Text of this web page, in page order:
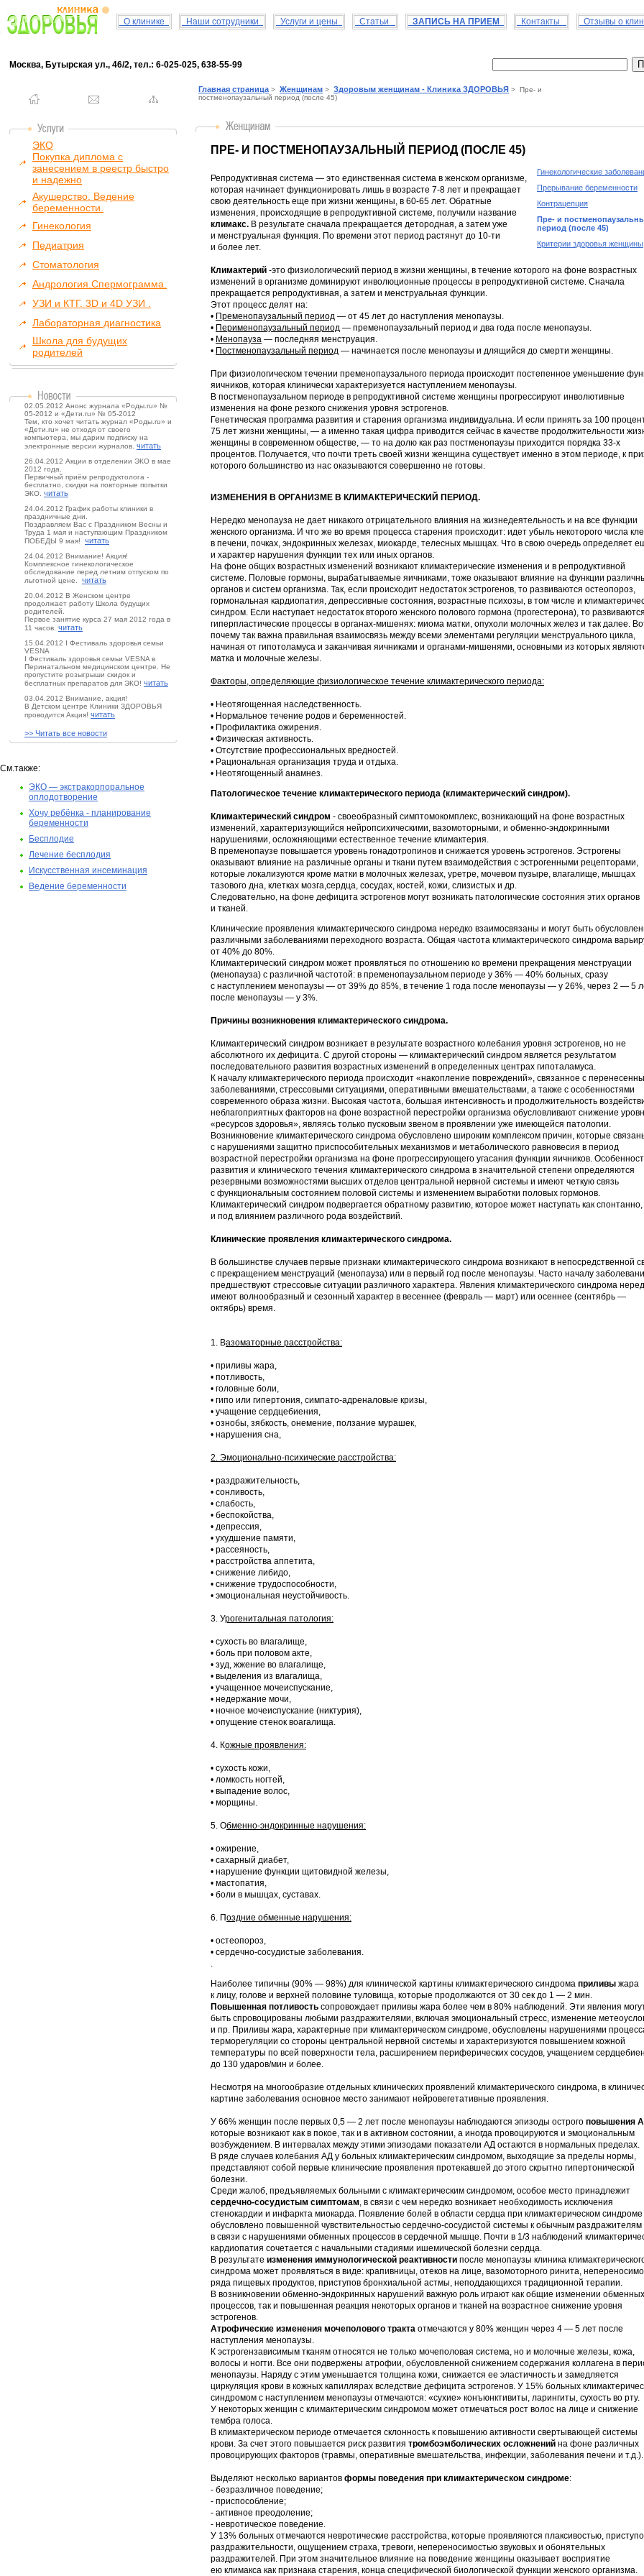
О клинике Наши сотрудники Услуги и цены Статьи ЗАПИСЬ НА ПРИЕМ Контакты Отзывы о
Москва, Бутырская ул., 46/2, тел.: 6-025-025, 638-55-99
ЭКО
Покупка диплома с
занесением в реестр быстро
и надежно
Акушерство. Ведение
беременности.
Гинекология
Педиатрия
Стоматология
Андрология.Спермограмма.
УЗИ и КТГ. 3D и 4D УЗИ .
Лабораторная диагностика
Школа для будущих
родителей
02.05.2012 Анонс журнала «Роды.ru» №
05-2012 и «Дети.ru» № 05-2012
Тем, кто хочет читать журнал «Роды.ru» и
«Дети.ru» не отходя от своего
компьютера, мы дарим подписку на
электронные версии журналов. читать
26.04.2012 Акции в отделении ЭКО в мае
2012 года.
Первичный приём репродуктолога -
бесплатно, скидки на повторные попытки
ЭКО. читать
24.04.2012 График работы клиники в
праздничные дни.
Поздравляем Вас с Праздником Весны и
Труда 1 мая и наступающим Праздником
ПОБЕДЫ 9 мая! читать
24.04.2012 Внимание! Акция!
Комплексное гинекологическое
обследование перед летним отпуском по
льготной цене. читать
20.04.2012 В Женском центре
продолжает работу Школа будущих
родителей.
Первое занятие курса 27 мая 2012 года в
11 часов. читать
15.04.2012 I Фестиваль здоровья семьи
VESNA
I Фестиваль здоровья семьи VESNA в
Перинатальном медицинском центре. Не
пропустите розыгрыши скидок и
бесплатных препаратов для ЭКО! читать
03.04.2012 Внимание, акция!
В Детском центре Клиники ЗДОРОВЬЯ
проводится Акция! читать
>> Читать все новости
См.также:
ЭКО — экстракорпоральное
оплодотворение
Хочу ребёнка - планирование
беременности
Бесплодие
Лечение бесплодия
Искусственная инсеминация
Ведение беременности
Главная страница > Женщинам > Здоровым женщинам - Клиника ЗДОРОВЬЯ > Пре- и
постменопаузальный период (после 45)
ПРЕ- И ПОСТМЕНОПАУЗАЛЬНЫЙ ПЕРИОД (ПОСЛЕ 45)
Гинекологические
Прерывание беременности
Контрацепция
Пре- и
период (после 45)
Критерии здоровья женщины
Репродуктивная система — это единственная система в женском организме,
которая начинает функционировать лишь в возрасте 7-8 лет и прекращает
свою деятельность еще при жизни женщины, в 60-65 лет. Обратные
изменения, происходящие в репродуктивной системе, получили название
климакс. В результате сначала прекращается детородная, а затем уже
и менструальная функция. По времени этот период растянут до 10-ти
и более лет.
Климактерий -это физиологический период в жизни женщины, в течение которого на фоне возрастных
изменений в организме доминируют инволюционные процессы в репродуктивной системе. Сначала
прекращается репродуктивная, а затем и менструальная функции.
Этот процесс делят на:
• Пременопаузальный период — от 45 лет до наступления менопаузы.
• Перименопаузальный период — пременопаузальный период и два года после менопаузы.
• Менопауза — последняя менструация.
• Постменопаузальный период — начинается после менопаузы и длящийся до смерти женщины.
При физиологическом течении пременопаузального периода происходит постепенное уменьшение
яичников, которая клинически характеризуется наступлением менопаузы.
В постменопаузальном периоде в репродуктивной системе женщины прогрессируют инволютивные
изменения на фоне резкого снижения уровня эстрогенов.
Генетическая программа развития и старения организма индивидуальна. И если принять за 100
75 лет жизни женщины, — а именно такая цифра приводится сейчас в качестве продолжительности
женщины в современном обществе, — то на долю как раз постменопаузы приходится порядка 33-х
процентов. Получается, что почти треть своей жизни женщина существует именно в этом периоде, к
которого большинство из нас оказываются совершенно не готовы.
ИЗМЕНЕНИЯ В ОРГАНИЗМЕ В КЛИМАКТЕРИЧЕСКИЙ ПЕРИОД.
Нередко менопауза не дает никакого отрицательного влияния на жизнедеятельность и на все функции
женского организма. И что же во время процесса старения происходит: идет убыль некоторого числа
в печени, почках, эндокринных железах, миокарде, телесных мышцах. Что в свою очередь определяет
и характер нарушения функции тех или иных органов.
На фоне общих возрастных изменений возникают климактерические изменения и в репродуктивной
системе. Половые гормоны, вырабатываемые яичниками, тоже оказывают влияние на функции
органов и систем организма. Так, если происходит недостаток эстрогенов, то развиваются остеопороз,
гормональная кардиопатия, депрессивные состояния, возрастные психозы, в том числе и
синдром. Если наступает недостаток второго женского полового гормона (прогестерона), то развиваются
гиперпластические процессы в органах-мишенях: миома матки, опухоли молочных желез и так далее.
почему так важна правильная взаимосвязь между всеми элементами регуляции менструального цикла,
начиная от гипотоламуса и заканчивая яичниками и органами-мишенями, основными из которых
матка и молочные железы.
Факторы, определяющие физиологическое течение климактерического периода:
• Неотягощенная наследственность.
• Нормальное течение родов и беременностей.
• Профилактика ожирения.
• Физическая активность.
• Отсутствие профессиональных вредностей.
• Рациональная организация труда и отдыха.
• Неотягощенный анамнез.
Патологическое течение климактерического периода (климактерический синдром).
Климактерический синдром - своеобразный симптомокомплекс, возникающий на фоне возрастных
изменений, характеризующийся нейропсихическими, вазомоторными, и обменно-эндокринными
нарушениями, осложняющими естественное течение климактерия.
В пременопаузе повышается уровень гонадотропинов и снижается уровень эстрогенов. Эстрогены
оказывают влияние на различные органы и ткани путем взаимодействия с эстрогенными рецепторами,
которые локализуются кроме матки в молочных железах, уретре, мочевом пузыре, влагалище, мышцах
тазового дна, клетках мозга,сердца, сосудах, костей, кожи, слизистых и др.
Следовательно, на фоне дефицита эстрогенов могут возникать патологические состояния этих органов
и тканей.
Клинические проявления климактерического синдрома нередко взаимосвязаны и могут быть
различными заболеваниями переходного возраста. Общая частота климактерического синдрома
от 40% до 80%.
Климактерический синдром может проявляться по отношению ко времени прекращения менструации
(менопауза) с различной частотой: в пременопаузальном периоде у 36% — 40% больных, сразу
с наступлением менопаузы — от 39% до 85%, в течение 1 года после менопаузы — у 26%, через 2 — 5
после менопаузы — у 3%.
Причины возникновения климактерического синдрома.
Климактерический синдром возникает в результате возрастного колебания уровня эстрогенов, но не
абсолютного их дефицита. С другой стороны — климактерический синдром является результатом
последовательного развития возрастных изменений в определенных центрах гипоталамуса.
К началу климактерического периода происходит «накопление повреждений», связанное с
заболеваниями, стрессовыми ситуациями, оперативными вмешательствами, а также с особенностями
современного образа жизни. Высокая частота, большая интенсивность и продолжительность
неблагоприятных факторов на фоне возрастной перестройки организма обусловливают снижение
«ресурсов здоровья», являясь только пусковым звеном в проявлении уже имеющейся патологии.
Возникновение климактерического синдрома обусловлено широким комплексом причин, которые
с нарушениями защитно приспособительных механизмов и метаболического равновесия в период
возрастной перестройки организма на фоне прогрессирующего угасания функции яичников.
развития и клинического течения климактерического синдрома в значительной степени определяются
резервными возможностями высших отделов центральной нервной системы и имеют четкую связь
с функциональным состоянием половой системы и изменением выработки половых гормонов.
Климактерический синдром подвергается обратному развитию, которое может наступать как спонтанно,
и под влиянием различного рода воздействий.
Клинические проявления климактерического синдрома.
В большинстве случаев первые признаки климактерического синдрома возникают в непосредственной
с прекращением менструаций (менопауза) или в первый год после менопаузы. Часто началу
предшествуют стрессовые ситуации различного характера. Явления климактерического синдрома
имеют волнообразный и сезонный характер в весеннее (февраль — март) или осеннее (сентябрь —
октябрь) время.
1. Вазоматорные расстройства:
• приливы жара,
• потливость,
• головные боли,
• гипо или гипертония, симпато-адреналовые кризы,
• учащение сердцебиения,
• ознобы, зябкость, онемение, ползание мурашек,
• нарушения сна,
2. Эмоционально-психические расстройства:
• раздражительность,
• сонливость,
• слабость,
• беспокойства,
• депрессия,
• ухудшение памяти,
• рассеяность,
• расстройства аппетита,
• снижение либидо,
• снижение трудоспособности,
• эмоциональная неустойчивость.
3. Урогенитальная патология:
• сухость во влагалище,
• боль при половом акте,
• зуд, жжение во влагалище,
• выделения из влагалища,
• учащенное мочеиспускание,
• недержание мочи,
• ночное мочеиспускание (никтурия),
• опущение стенок воагалища.
4. Кожные проявления:
• сухость кожи,
• ломкость ногтей,
• выпадение волос,
• морщины.
5. Обменно-эндокринные нарушения:
• ожирение,
• сахарный диабет,
• нарушение функции щитовидной железы,
• мастопатия,
• боли в мышцах, суставах.
6. Поздние обменные нарушения:
• остеопороз,
• сердечно-сосудистые заболевания.
.
Наиболее типичны (90% — 98%) для клинической картины климактерического синдрома приливы жара
к лицу, голове и верхней половине туловища, которые продолжаются от 30 сек до 1 — 2 мин.
Повышенная потливость сопровождает приливы жара более чем в 80% наблюдений. Эти явления
быть спровоцированы любыми раздражителями, включая эмоциональный стресс, изменение
и пр. Приливы жара, характерные при климактерическом синдроме, обусловлены нарушениями
терморегуляции со стороны центральной нервной системы и характеризуются повышением кожной
температуры по всей поверхности тела, расширением периферических сосудов, учащением
до 130 ударов/мин и более.
Несмотря на многообразие отдельных клинических проявлений климактерического синдрома, в
картине заболевания основное место занимают нейровегетативные проявления.
У 66% женщин после первых 0,5 — 2 лет после менопаузы наблюдаются эпизоды острого повышения
которые возникают как в покое, так и в активном состоянии, а иногда провоцируются и эмоциональным
возбуждением. В интервалах между этими эпизодами показатели АД остаются в нормальных пределах.
В ряде случаев колебания АД у больных климактерическим синдромом, выходящие за пределы нормы,
представляют собой первые клинические проявления протекавшей до этого скрытно гипертонической
болезни.
Среди жалоб, предъявляемых больными с климактерическим синдромом, особое место принадлежит
сердечно-сосудистым симптомам, в связи с чем нередко возникает необходимость исключения
стенокардии и инфаркта миокарда. Появление болей в области сердца при климактерическом синдроме
обусловлено повышенной чувствительностью сердечно-сосудистой системы к обычным раздражителям
в связи с нарушениями обменных процессов в сердечной мышце. Почти в 1/3 наблюдений
кардиопатия сочетается с начальными стадиями ишемической болезни сердца.
В результате изменения иммунологической реактивности после менопаузы клиника
синдрома может проявляться в виде: крапивницы, отеков на лице, вазомоторного ринита,
ряда пищевых продуктов, приступов бронхиальной астмы, неподдающихся традиционной терапии.
В возникновении обменно-эндокринных нарушений важную роль играют как общие изменении обменных
процессов, так и повышенная реакция некоторых органов и тканей на возрастное снижение уровня
эстрогенов.
Атрофические изменения мочеполового тракта отмечаются у 80% женщин через 4 — 5 лет после
наступления менопаузы.
К эстрогензависимым тканям относятся не только мочеполовая система, но и молочные железы, кожа,
волосы и ногти. Все они подвержены атрофии, обусловленной снижением содержания коллагена в
менопаузы. Наряду с этим уменьшается толщина кожи, снижается ее эластичность и замедляется
циркуляция крови в кожных капиллярах вследствие дефицита эстрогенов. У 15% больных
синдромом с наступлением менопаузы отмечаются: «сухие» конъюнктивиты, ларингиты, сухость во рту.
У некоторых женщин с климактерическим синдромом может отмечаться рост волос на лице и снижение
тембра голоса.
В климактерическом периоде отмечается склонность к повышению активности свертывающей системы
крови. За счет этого повышается риск развития тромбоэмболических осложнений на фоне различных
провоцирующих факторов (травмы, оперативные вмешательства, инфекции, заболевания печени и т.д.).
Выделяют несколько вариантов формы поведения при климактерическом синдроме:
- безразличное поведение;
- приспособление;
- активное преодоление;
- невротическое поведение.
У 13% больных отмечаются невротические расстройства, которые проявляются плаксивостью,
раздражительности, ощущением страха, тревоги, непереносимостью звуковых и обонятельных
раздражителей. При этом значительное влияние на поведение женщины оказывает восприятие
ею климакса как признака старения, конца специфической биологической функции женского организма.